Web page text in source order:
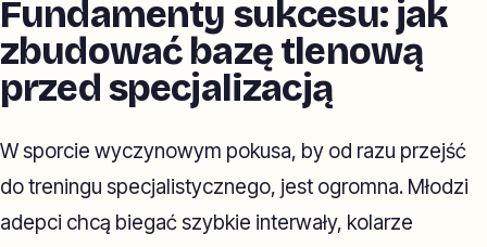
Fundamenty sukcesu: jak
zbudować bazę tlenową
przed specjalizacją
W sporcie wyczynowym pokusa, by od razu przejść
do treningu specjalistycznego, jest ogromna. Młodzi
adepci chcą biegać szybkie interwały, kolarze